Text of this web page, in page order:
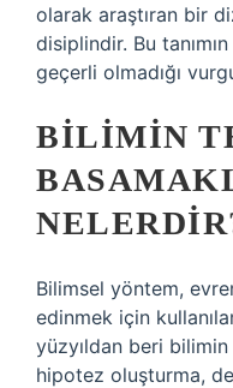
olarak araştıran bir
disiplindir. Bu
geçerli olmadığı
BILIMIN
Bilimsel yöntem,
edinmek için
yüzyıldan beri
hipotez oluşturma,